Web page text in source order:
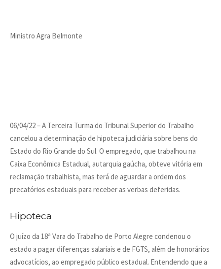
Ministro Agra Belmonte
06/04/22 – A Terceira Turma do Tribunal Superior do Trabalho
cancelou a determinação de hipoteca judiciária sobre bens do
Estado do Rio Grande do Sul. O empregado, que trabalhou na
Caixa Econômica Estadual, autarquia gaúcha, obteve vitória em
reclamação trabalhista, mas terá de aguardar a ordem dos
precatórios estaduais para receber as verbas deferidas.
Hipoteca
O juízo da 18ª Vara do Trabalho de Porto Alegre condenou o
estado a pagar diferenças salariais e de FGTS, além de honorários
advocatícios, ao empregado público estadual. Entendendo que a